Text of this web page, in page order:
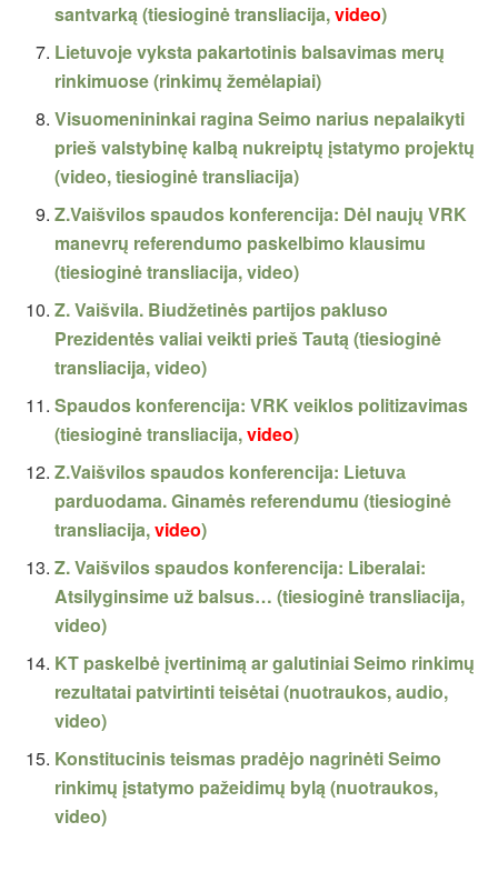
santvarką (tiesioginė transliacija,video)
Lietuvoje vyksta pakartotinis balsavimas merų
rinkimuose (rinkimų žemėlapiai)
Visuomenininkai ragina Seimo narius nepalaikyti
prieš valstybinę kalbą nukreiptų įstatymo projektų
(video, tiesioginė transliacija)
Z.Vaišvilos spaudos konferencija: Dėl naujų VRK
manevrų referendumo paskelbimo klausimu
(tiesioginė transliacija, video)
Z. Vaišvila. Biudžetinės partijos pakluso
Prezidentės valiai veikti prieš Tautą (tiesioginė
transliacija, video)
Spaudos konferencija: VRK veiklos politizavimas
(tiesioginė transliacija,video)
Z.Vaišvilos spaudos konferencija: Lietuvа
parduodama. Ginamės referendumu (tiesioginė
transliacija,video)
Z. Vaišvilos spaudos konferencija: Liberalai:
Atsilyginsime už balsus… (tiesioginė transliacija,
video)
KT paskelbė įvertinimą ar galutiniai Seimo rinkimų
rezultatai patvirtinti teisėtai (nuotraukos, audio,
video)
Konstitucinis teismas pradėjo nagrinėti Seimo
rinkimų įstatymo pažeidimų bylą (nuotraukos,
video)